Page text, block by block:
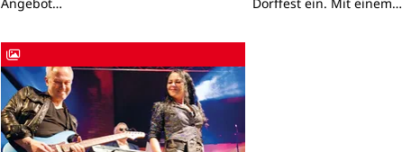
Angebot…
Dorffest ein. Mit einem…